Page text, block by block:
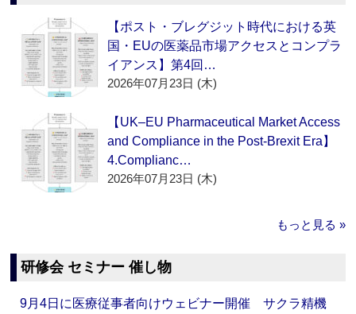
【ポスト・ブレグジット時代における英
国・EUの医薬品市場アクセスとコンプラ
イアンス】第4回…
2026年07月23日 (木)
【UK–EU Pharmaceutical Market Access
and Compliance in the Post-Brexit Era】
4.Complianc…
2026年07月23日 (木)
もっと見る »
研修会 セミナー 催し物
9月4日に医療従事者向けウェビナー開催 サクラ精機